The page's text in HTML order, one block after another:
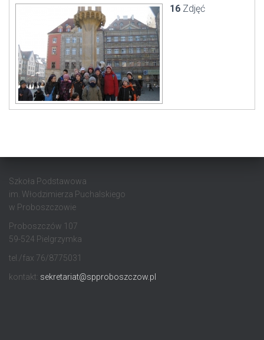
16 Zdjęć
Szkoła Podstawowa
im. Włodzimierza Puchalskiego
w Proboszczowie
Proboszczów 107
59-524 Pielgrzymka
tel./fax 76/8775031
kontakt: sekretariat@spproboszczow.pl